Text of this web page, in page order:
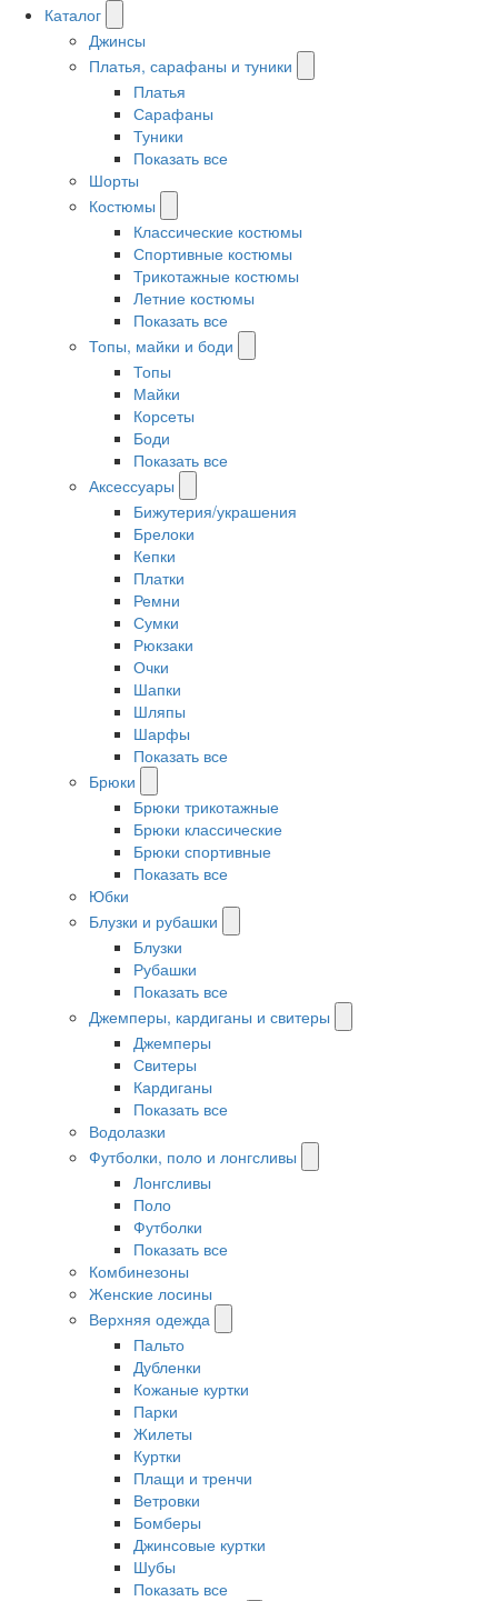
Каталог
Джинсы
Платья, сарафаны и туники
Платья
Сарафаны
Туники
Показать все
Шорты
Костюмы
Классические костюмы
Спортивные костюмы
Трикотажные костюмы
Летние костюмы
Показать все
Топы, майки и боди
Топы
Майки
Корсеты
Боди
Показать все
Аксессуары
Бижутерия/украшения
Брелоки
Кепки
Платки
Ремни
Сумки
Рюкзаки
Очки
Шапки
Шляпы
Шарфы
Показать все
Брюки
Брюки трикотажные
Брюки классические
Брюки спортивные
Показать все
Юбки
Блузки и рубашки
Блузки
Рубашки
Показать все
Джемперы, кардиганы и свитеры
Джемперы
Свитеры
Кардиганы
Показать все
Водолазки
Футболки, поло и лонгсливы
Лонгсливы
Поло
Футболки
Показать все
Комбинезоны
Женские лосины
Верхняя одежда
Пальто
Дубленки
Кожаные куртки
Парки
Жилеты
Куртки
Плащи и тренчи
Ветровки
Бомберы
Джинсовые куртки
Шубы
Показать все